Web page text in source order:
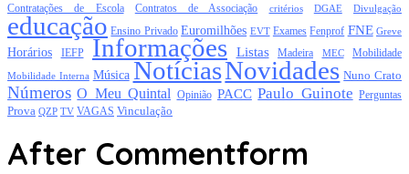
Contratações de Escola Contratos de Associação critérios DGAE Divulgação
educação Ensino Privado Euromilhões EVT Exames Fenprof FNE Greve
Horários IEFP Informações Listas Madeira MEC Mobilidade
Mobilidade Interna Música NotíciasNovidades Nuno Crato
Números O Meu Quintal Opinião PACC Paulo Guinote Perguntas
Prova QZP TV VAGAS Vinculação
After Commentform